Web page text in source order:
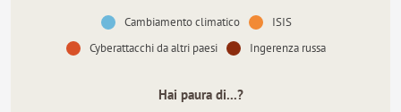
Cambiamento climatico
ISIS
Cyberattacchi da altri paesi
Ingerenza russa
Hai paura di...?